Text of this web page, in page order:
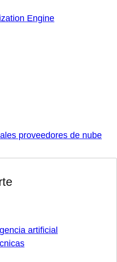
Engine
proveedores de nube
artificial